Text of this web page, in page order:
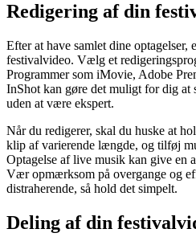
Redigering af din
Efter at have samlet dine optagelser,
festivalvideo. Vælg et
Programmer som iMovie, Adobe
InShot kan gøre det muligt for dig at
uden at være ekspert.
Når du redigerer, skal du huske at
klip af varierende længde, og tilføj
Optagelse af live musik kan give en
Vær opmærksom på overgange og
distraherende, så hold det simpelt.
Deling af din